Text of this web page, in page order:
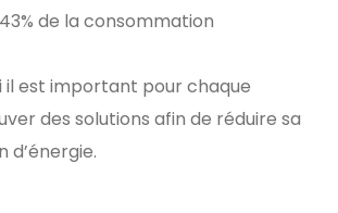
de la consommation
il est important pour chaque
des solutions afin de réduire sa
d’énergie.